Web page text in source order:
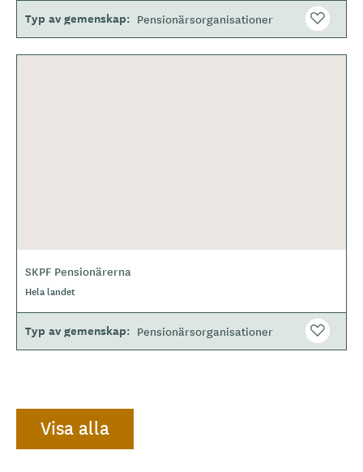
Typ av gemenskap Pensionärsorganisationer
SKPF Pensionärerna
Hela landet
Typ av gemenskap Pensionärsorganisationer
Visa alla